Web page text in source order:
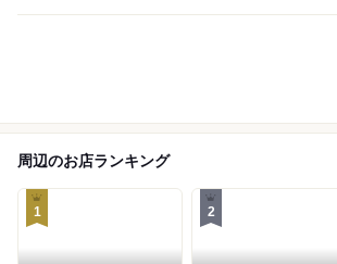
周辺のお店ランキング
1 2